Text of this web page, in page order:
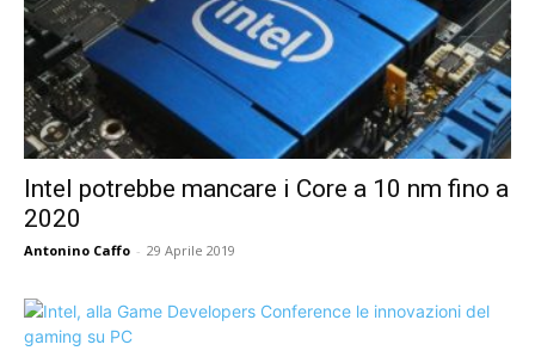
Intel potrebbe mancare i Core a 10 nm fino a
2020
Antonino Caffo - 29 Aprile 2019